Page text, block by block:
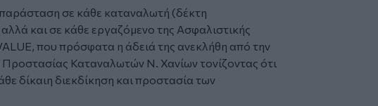
σε κάθε καταναλωτή (δέκτη
και σε κάθε εργαζόμενο της Ασφαλιστικής
που πρόσφατα η άδειά της ανεκλήθη από την
Καταναλωτών Ν. Χανίων τονίζοντας ότι
δίκαιη διεκδίκηση και προστασία των